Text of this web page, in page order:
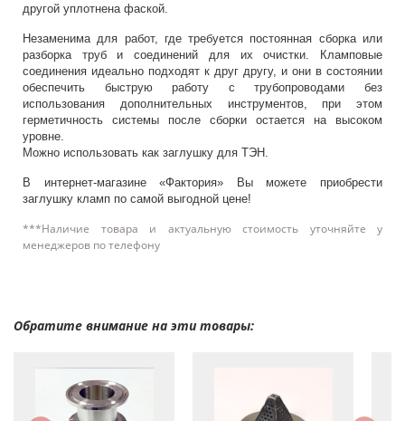
другой уплотнена фаской.
Незаменима для работ, где требуется постоянная сборка или
разборка труб и соединений для их очистки. Кламповые
соединения идеально подходят к друг другу, и они в состоянии
обеспечить быструю работу с трубопроводами без
использования дополнительных инструментов, при этом
герметичность системы после сборки остается на высоком
уровне.
Можно использовать как заглушку для ТЭН.
В интернет-магазине «Фактория» Вы можете приобрести
заглушку кламп по самой выгодной цене!
***Наличие товара и актуальную стоимость уточняйте у
менеджеров по телефону
Обратите внимание на эти товары: